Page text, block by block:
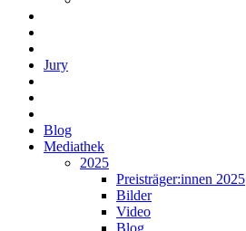
Jury
Blog
Mediathek
2025
Preisträger:innen 2025
Bilder
Video
Blog